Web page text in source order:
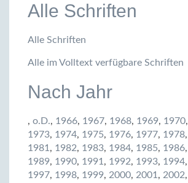
Alle Schriften
Alle Schriften
Alle im Volltext verfügbare Schriften
Nach Jahr
, o.D., 1966, 1967, 1968, 1969, 1970,
1973, 1974, 1975, 1976, 1977, 1978,
1981, 1982, 1983, 1984, 1985, 1986,
1989, 1990, 1991, 1992, 1993, 1994,
1997, 1998, 1999, 2000, 2001, 2002,